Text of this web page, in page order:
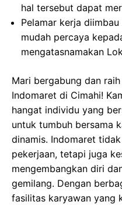
hal tersebut dapat
Pelamar kerja
mudah percaya
mengatasnamakan
Mari bergabung dan
Indomaret di Cimahi!
hangat individu yang
untuk tumbuh bersama
dinamis. Indomaret
pekerjaan, tetapi juga
mengembangkan diri
gemilang. Dengan
fasilitas karyawan yang